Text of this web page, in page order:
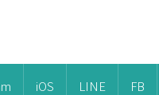
iOS LINE FB